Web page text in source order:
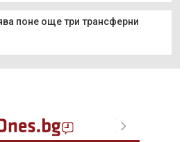
поне още три трансферни